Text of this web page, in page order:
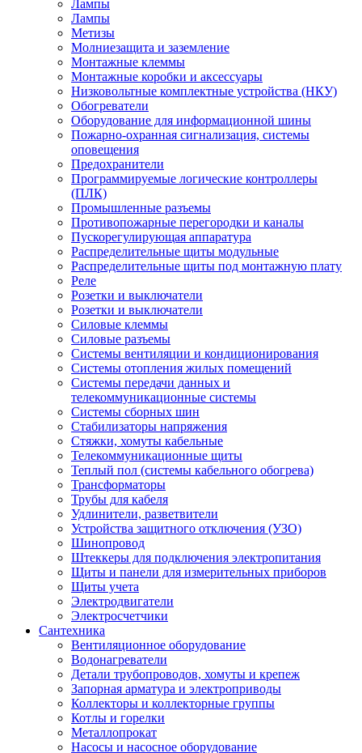
Лампы
Лампы
Метизы
Молниезащита и заземление
Монтажные клеммы
Монтажные коробки и аксессуары
Низковольтные комплектные устройства (НКУ)
Обогреватели
Оборудование для информационной шины
Пожарно-охранная сигнализация, системы
оповещения
Предохранители
Программируемые логические контроллеры
(ПЛК)
Промышленные разъемы
Противопожарные перегородки и каналы
Пускорегулирующая аппаратура
Распределительные щиты модульные
Распределительные щиты под монтажную плату
Реле
Розетки и выключатели
Розетки и выключатели
Силовые клеммы
Силовые разъемы
Системы вентиляции и кондиционирования
Системы отопления жилых помещений
Системы передачи данных и
телекоммуникационные системы
Системы сборных шин
Стабилизаторы напряжения
Стяжки, хомуты кабельные
Телекоммуникационные щиты
Теплый пол (системы кабельного обогрева)
Трансформаторы
Трубы для кабеля
Удлинители, разветвители
Устройства защитного отключения (УЗО)
Шинопровод
Штеккеры для подключения электропитания
Щиты и панели для измерительных приборов
Щиты учета
Электродвигатели
Электросчетчики
Сантехника
Вентиляционное оборудование
Водонагреватели
Детали трубопроводов, хомуты и крепеж
Запорная арматура и электроприводы
Коллекторы и коллекторные группы
Котлы и горелки
Металлопрокат
Насосы и насосное оборудование